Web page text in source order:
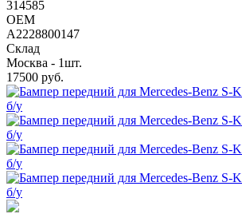
314585
OEM
A2228800147
Склад
Москва - 1шт.
17500 руб.